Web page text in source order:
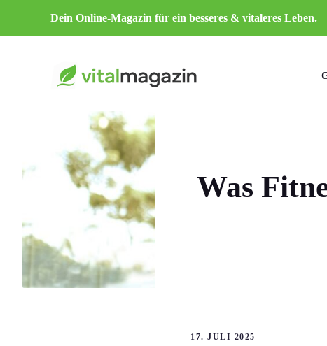
Dein Online-Magazin für ein besseres & vitaleres Leben.
Was
17. JULI 2025